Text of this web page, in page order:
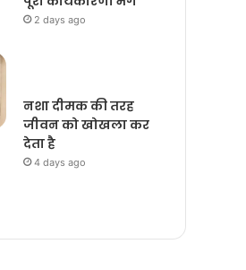
2 days ago
नशा दीमक की तरह
जीवन को खोखला कर
देता है
4 days ago